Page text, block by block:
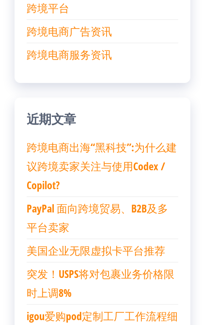
跨境平台
跨境电商广告资讯
跨境电商服务资讯
近期文章
跨境电商出海“黑科技”:为什么建
议跨境卖家关注与使用Codex /
Copilot?
PayPal 面向跨境贸易、B2B及多
平台卖家
美国企业无限虚拟卡平台推荐
突发！USPS将对包裹业务价格限
时上调8%
igou爱购pod定制工厂工作流程细